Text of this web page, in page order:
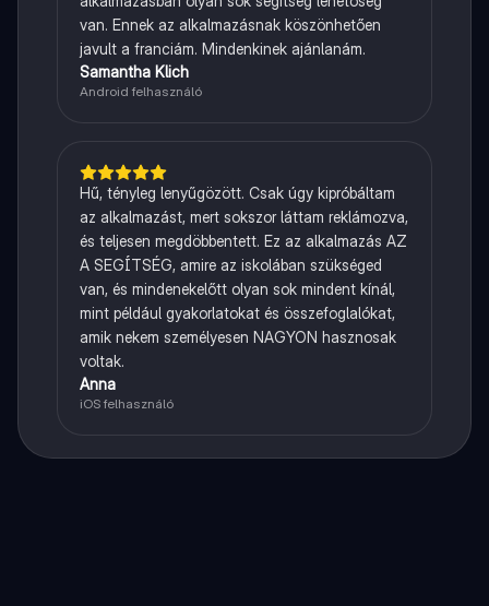
van. Ennek az alkalmazásnak köszönhetően
javult a franciám. Mindenkinek ajánlanám.
Samantha Klich
Android felhasználó
Hű, tényleg lenyűgözött. Csak úgy kipróbáltam
az alkalmazást, mert sokszor láttam reklámozva,
és teljesen megdöbbentett. Ez az alkalmazás AZ
A SEGÍTSÉG, amire az iskolában szükséged
van, és mindenekelőtt olyan sok mindent kínál,
mint például gyakorlatokat és összefoglalókat,
amik nekem személyesen NAGYON hasznosak
voltak.
Anna
iOS felhasználó